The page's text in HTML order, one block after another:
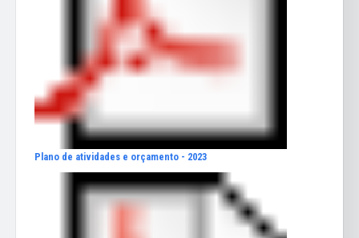
Plano de atividades e orçamento - 2023